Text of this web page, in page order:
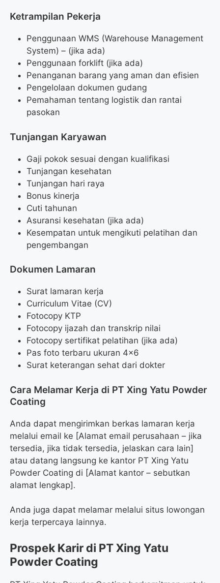
Ketrampilan Pekerja
Penggunaan WMS (Warehouse Management
System) – (jika ada)
Penggunaan forklift (jika ada)
Penanganan barang yang aman dan efisien
Pengelolaan dokumen gudang
Pemahaman tentang logistik dan rantai
pasokan
Tunjangan Karyawan
Gaji pokok sesuai dengan kualifikasi
Tunjangan kesehatan
Tunjangan hari raya
Bonus kinerja
Cuti tahunan
Asuransi kesehatan (jika ada)
Kesempatan untuk mengikuti pelatihan dan
pengembangan
Dokumen Lamaran
Surat lamaran kerja
Curriculum Vitae (CV)
Fotocopy KTP
Fotocopy ijazah dan transkrip nilai
Fotocopy sertifikat pelatihan (jika ada)
Pas foto terbaru ukuran 4×6
Surat keterangan sehat dari dokter
Cara Melamar Kerja di PT Xing Yatu Powder
Coating
Anda dapat mengirimkan berkas lamaran kerja
melalui email ke [Alamat email perusahaan – jika
tersedia, jika tidak tersedia, jelaskan cara lain]
atau datang langsung ke kantor PT Xing Yatu
Powder Coating di [Alamat kantor – sebutkan
alamat lengkap].
Anda juga dapat melamar melalui situs lowongan
kerja terpercaya lainnya.
Prospek Karir di PT Xing Yatu
Powder Coating